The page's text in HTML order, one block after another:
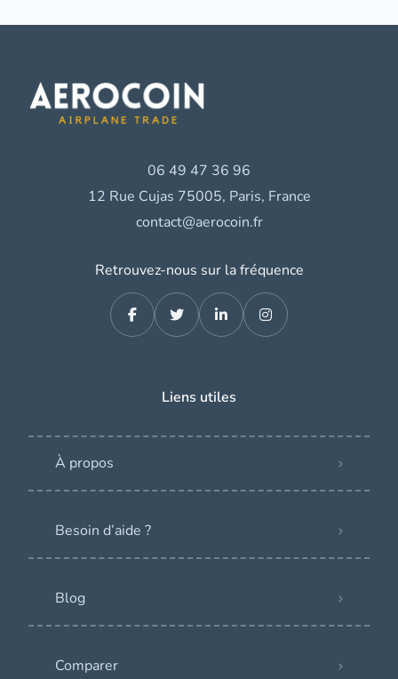
06 49 47 36 96
12 Rue Cujas 75005, Paris, France
contact@aerocoin.fr
Retrouvez-nous sur la fréquence
Liens utiles
À propos
Besoin d’aide ?
Blog
Comparer